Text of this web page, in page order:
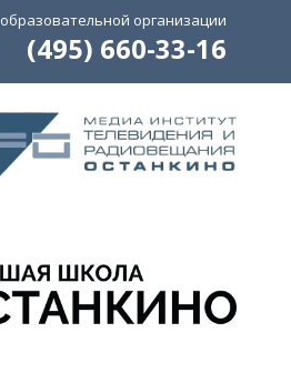
образовательной организации
(495) 660-33-16